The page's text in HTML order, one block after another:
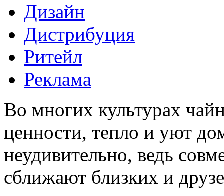
Дизайн
Дистрибуция
Ритейл
Реклама
Во многих культурах
ценности, тепло и уют
неудивительно, ведь
сближают близких и